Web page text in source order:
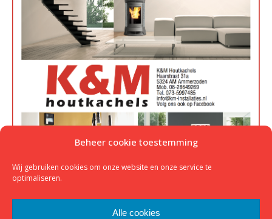
Beheer cookie toestemming
Wij gebruiken cookies om onze website en onze service te
optimaliseren.
Alle cookies